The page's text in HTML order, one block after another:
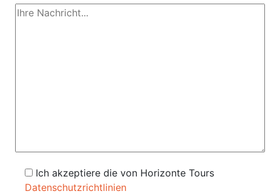
Ich akzeptiere die von Horizonte Tours
Datenschutzrichtlinien